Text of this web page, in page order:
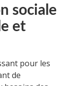
sociale
et
pour les
de